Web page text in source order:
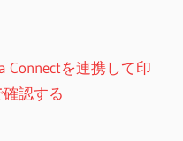
Connectを連携して印
認する